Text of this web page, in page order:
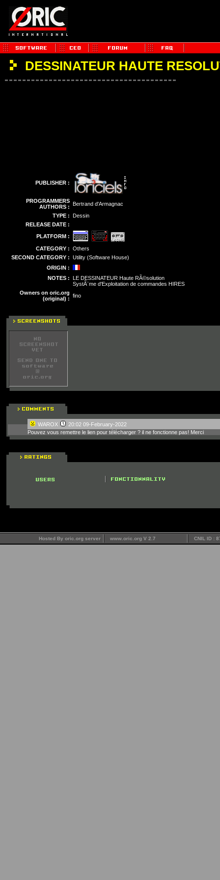
DESSINATEUR HAUTE
PUBLISHER :
PROGRAMMERS
AUTHORS : Bertrand d'Armagnac
TYPE : Dessin
RELEASE DATE :
PLATFORM :
CATEGORY : Others
SECOND CATEGORY : Utility (Software House)
ORIGIN :
NOTES : LE DESSINATEUR Haute RÃ©solution
SystÃ¨me d'Exploitation de commandes HIRES
Owners on oric.org
(original) : fino
WAROX
20:02 09-February-2022
Pouvez vous remettre le lien pour télécharger ? il ne fonctionne pas! Merci
Hosted By oric.org server www.oric.org V 2.7 CNIL ID :